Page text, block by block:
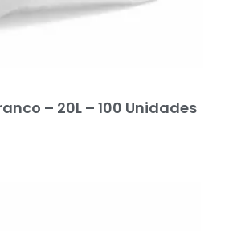
– 20L – 100 Unidades